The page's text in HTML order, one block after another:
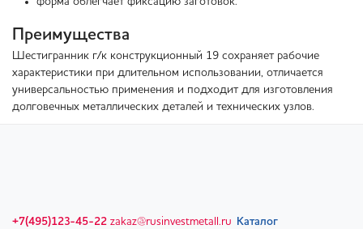
Преимущества
Шестигранник г/к конструкционный 19 сохраняет рабочие
характеристики при длительном использовании, отличается
универсальностью применения и подходит для изготовления
долговечных металлических деталей и технических узлов.
+7(495)123-45-22 zakaz@rusinvestmetall.ru
Каталог